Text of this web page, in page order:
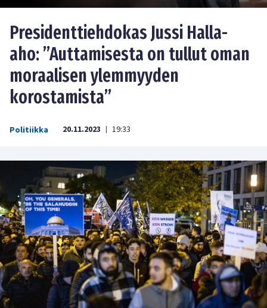
Presidenttiehdokas Jussi Halla-
aho: ”Auttamisesta on tullut oman
moraalisen ylemmyyden
korostamista”
Politiikka 20.11.2023 | 19:33